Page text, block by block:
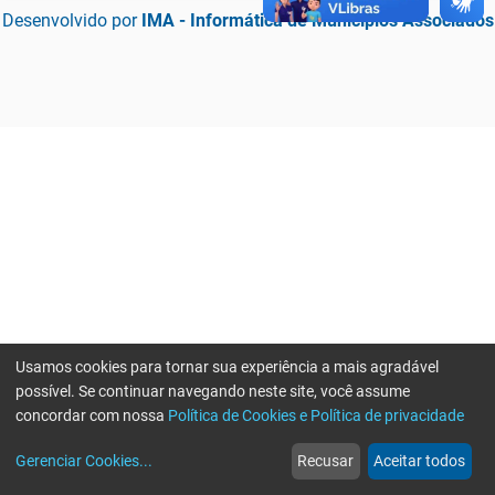
Desenvolvido por IMA - Informática de Municípios Associados
web
Notícias
more_horiz
Mais
Usamos cookies para tornar sua experiência a mais agradável
possível. Se continuar navegando neste site, você assume
concordar com nossa Política de Cookies e Política de privacidade
Gerenciar Cookies... Recusar Aceitar todos
Erro ao enviar informações, por favor tente novamente